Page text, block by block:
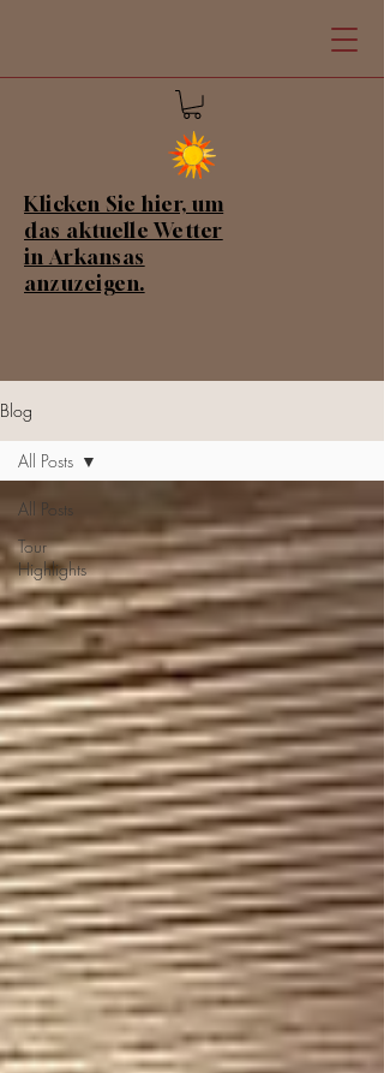
Klicken Sie hier, um
das aktuelle Wetter
in Arkansas
anzuzeigen.
Blog
All Posts
Tour
Highlights
All Posts